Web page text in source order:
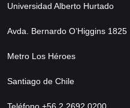
Universidad Alberto Hurtado
Avda. Bernardo O’Higgins 1825
Metro Los Héroes
Santiago de Chile